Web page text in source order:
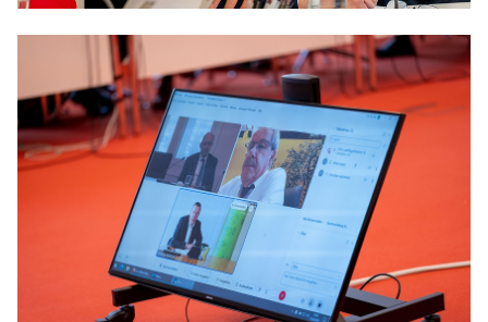
CDU Deutschland
CDU Fraktion im Brandenburger Landtag
CDU Brandenburg
CDU Potsdam